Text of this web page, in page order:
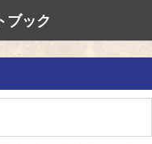
ブック
草の根交流
多文化共生社
私たちの国際
愛知県防災・